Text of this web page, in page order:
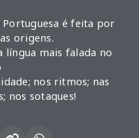
Portuguesa é feita por
origens.
língua mais falada no
nos ritmos; nas
nos sotaques!